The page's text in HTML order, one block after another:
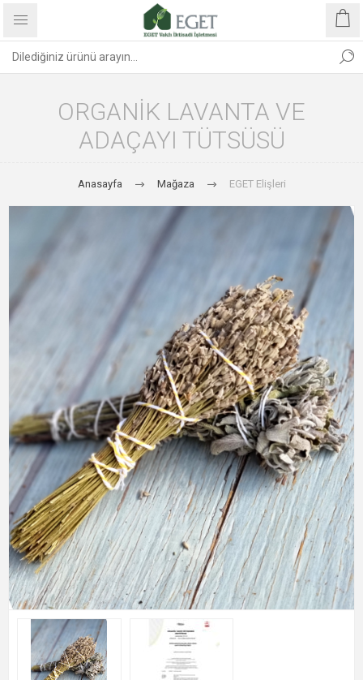
ORGANIK LAVANTA VE
ADAÇAYI TÜTSÜSÜ
Anasayfa Mağaza EGET Elişleri